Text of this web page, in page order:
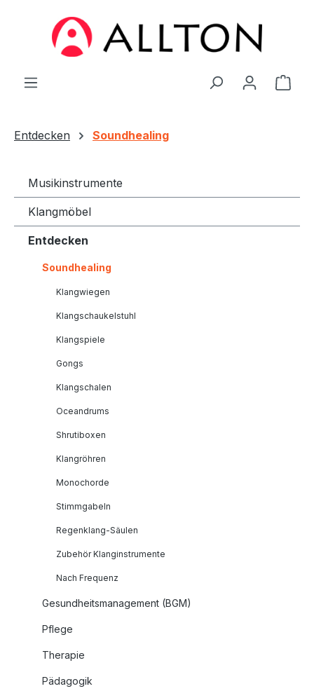
Zum Hauptinhalt springen
Entdecken Soundhealing
Musikinstrumente
Klangmöbel
Entdecken
Soundhealing
Klangwiegen
Klangschaukelstuhl
Klangspiele
Gongs
Klangschalen
Oceandrums
Shrutiboxen
Klangröhren
Monochorde
Stimmgabeln
Regenklang-Säulen
Zubehör Klanginstrumente
Nach Frequenz
Gesundheitsmanagement (BGM)
Pflege
Therapie
Pädagogik